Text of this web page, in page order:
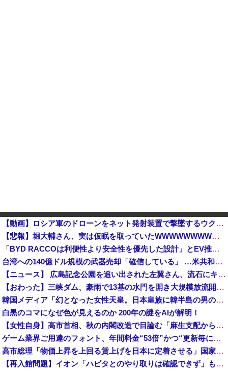
【動画】ロシア軍のドローンをネット発射装置で撃墜するウクライナ。他
【悲報】堀大輔さん、実は仮眠を取っていたWWWWWWWWWWWWWWWWWWWWWWWWWWWWWWWWWWWWWWWWWW
「BYD RACCOは利便性より安全性を優先した設計」とEV推進派がスカスカ構造を絶賛、これがRAC
台湾への140億ドル規模の武器売却「確信している」 …米共和党重鎮、マコール議員が表明！
【ニュース】 広島記念公園を追い出された左翼さん、流石にキモすぎて炎上
【おわった】三峡ダム、豪雨で13基の水門を開き大規模放流開始か 下流の工場地帯に洪水流入で崩壊はじまる
韓国メディア「幻となった女性天皇。日本皇族に韓半島の男の血が入る可能性がゼロに・・・」
白黒のコマになぜ色が見えるのか 200年の謎をAIが解明！
【女性自身】高市首相、秋の内閣改造で目論む「麻生支配からの脱却」…茂木敏充氏も小林鷹之氏もクビ
ゲーム業界ご用達のフォント、年間料金“53倍”かつ“更新毎に値上げ”のありえない契約により多数撤退へ・・・
高市総理「物価上昇を上回る賃上げを日本に定着させる」国家公務員月給3.51％増へ 地方公務員も追随する見通し
【再入館問題】イオン「ハビタとのやり取りは確認できず」も、抑止や社内ルール運用が徹底できなかった可能性を認める